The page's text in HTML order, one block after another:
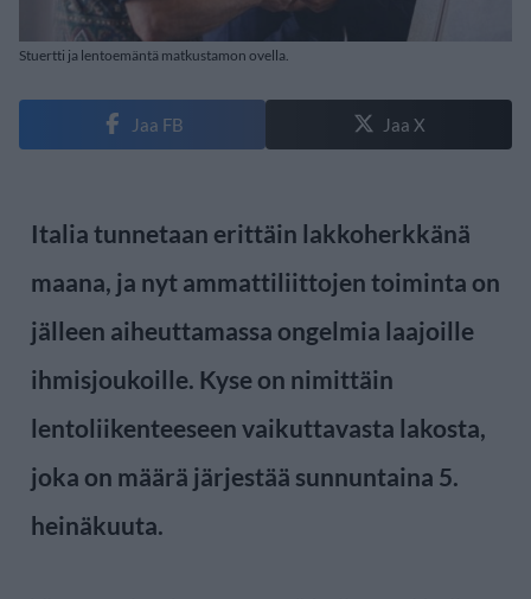
Stuertti ja lentoemäntä matkustamon ovella.
Jaa FB Jaa X
Italia tunnetaan erittäin lakkoherkkänä
maana, ja nyt ammattiliittojen toiminta on
jälleen aiheuttamassa ongelmia laajoille
ihmisjoukoille. Kyse on nimittäin
lentoliikenteeseen vaikuttavasta lakosta,
joka on määrä järjestää sunnuntaina 5.
heinäkuuta.